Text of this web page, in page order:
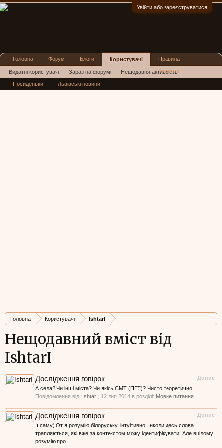
Увійти або зареєструватися
Головна Користувачі IshtarI
Нещодавний вміст від
IshtarI
Допис
Дослідження говірок
А села? Чи інші міста? Чи якісь СМТ (ПГТ)? Чисто теоретично
Повідомлення від: IshtarI 12 лип 2014 в розділі: Мовне питання
Допис
Дослідження говірок
Ії саму) От я розумію білоруську..інтуітивно. Інколи десь слова
трапляються, які вже за контекстом можу ідентифікувати. Але вцілому
розумію про...
Головна Форум Блоги Користувачі
Видатні користувачі Зараз на форумі Нещодавня активність
Нові повідомлення профілю
Правила
Реклама
Посиденьки Львівські новини